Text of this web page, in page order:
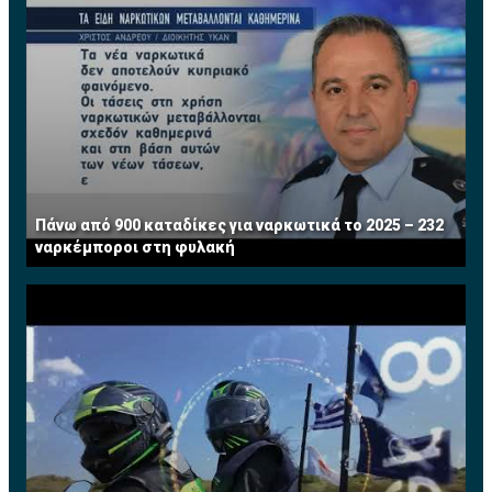
Πάνω από 900 καταδίκες για ναρκωτικά το 2025 – 232
ναρκέμποροι στη φυλακή